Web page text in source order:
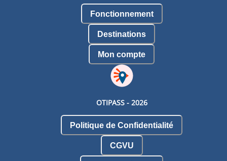
Fonctionnement
Destinations
Mon compte
OTIPASS - 2026
Politique de Confidentialité
CGVU